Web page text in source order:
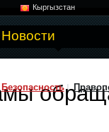
Кыргызстан
Новости
Безопасность